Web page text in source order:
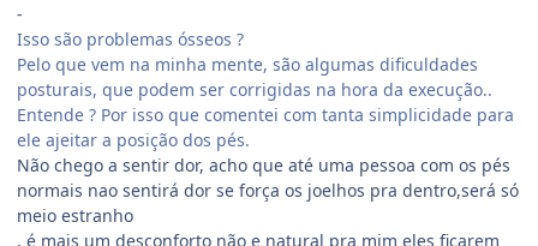
-
Isso são problemas ósseos ?
Pelo que vem na minha mente, são algumas dificuldades
posturais, que podem ser corrigidas na hora da execução..
Entende ? Por isso que comentei com tanta simplicidade para
ele ajeitar a posição dos pés.
Não chego a sentir dor, acho que até uma pessoa com os pés
normais nao sentirá dor se força os joelhos pra dentro,será só
meio estranho
, é mais um desconforto não e natural pra mim eles ficarem